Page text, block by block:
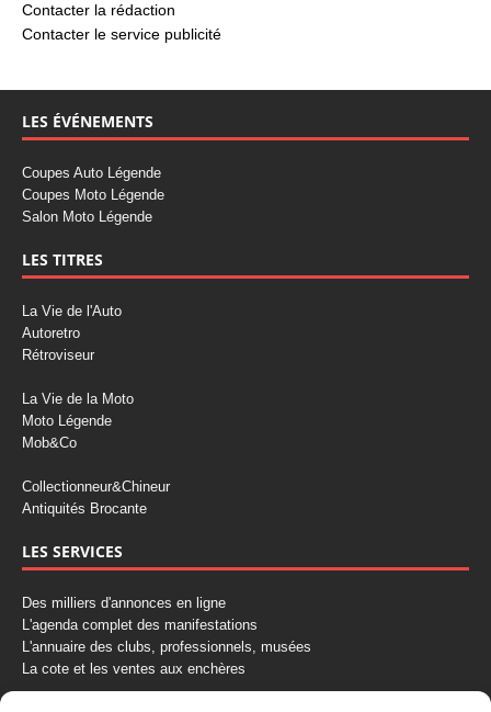
Contacter la rédaction
Contacter le service publicité
LES ÉVÉNEMENTS
Coupes Auto Légende
Coupes Moto Légende
Salon Moto Légende
LES TITRES
La Vie de l'Auto
Autoretro
Rétroviseur
La Vie de la Moto
Moto Légende
Mob&Co
Collectionneur&Chineur
Antiquités Brocante
LES SERVICES
Des milliers d'annonces en ligne
L'agenda complet des manifestations
L'annuaire des clubs, professionnels, musées
La cote et les ventes aux enchères